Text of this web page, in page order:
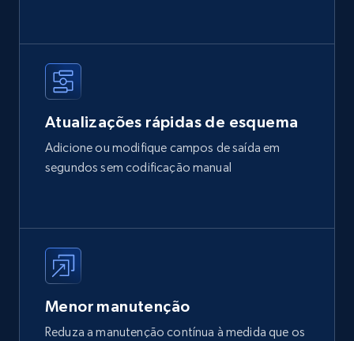
Atualizações rápidas de esquema
Adicione ou modifique campos de saída em
segundos sem codificação manual
Menor manutenção
Reduza a manutenção contínua à medida que os